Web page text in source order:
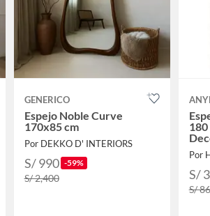
GENERICO
Espejo Noble Curve
170x85 cm
Por DEKKO D' INTERIORS
S/ 990 -59%
S/ 2,400
Por
S/
S/